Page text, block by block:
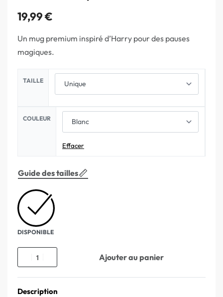
19,99€
Un mug premium inspiré d’Harry pour des pauses
magiques.
TAILLE
COULEUR
Effacer
Guide des tailles
DISPONIBLE
Ajouter au panier
Description